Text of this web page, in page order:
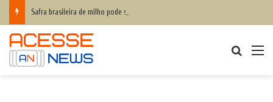
Safra brasileira de milho pode superar 140 milhões de toneladas